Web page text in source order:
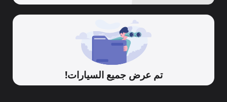
تم عرض جميع السيارات!